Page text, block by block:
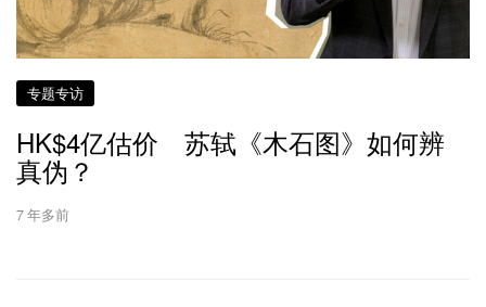
专题专访
HK$4亿估价 苏轼《木石图》如何辨
真伪？
7 年多前